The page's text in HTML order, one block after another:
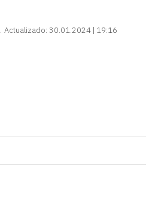
Actualizado: 30.01.2024 | 19:16